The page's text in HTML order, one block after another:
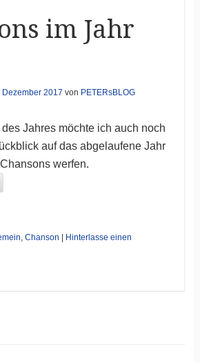
im Jahr
Dezember 2017 von PETERsBLOG
Jahres möchte ich auch noch
auf das abgelaufene Jahr
werfen.
, Chanson
Hinterlasse einen